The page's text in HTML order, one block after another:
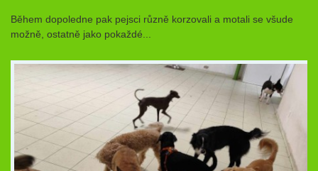
Během dopoledne pak pejsci různě korzovali a motali se všude
možně, ostatně jako pokaždé...